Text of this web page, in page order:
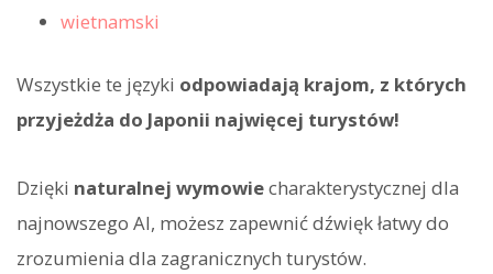
wietnamski
Wszystkie te języki odpowiadają krajom, z których
przyjeżdża do Japonii najwięcej turystów!
Dzięki naturalnej wymowiecharakterystycznej dla
najnowszego AI, możesz zapewnić dźwięk łatwy do
zrozumienia dla zagranicznych turystów.